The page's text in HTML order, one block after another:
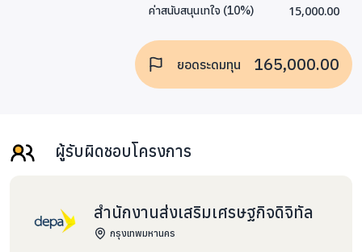
ค่าสนับสนุนเทใจ (10%) 15,000.00
ยอดระดมทุน 165,000.00
ผู้รับผิดชอบโครงการ
สำนักงานส่งเสริมเศรษฐกิจดิจิทัล
กรุงเทพมหานคร